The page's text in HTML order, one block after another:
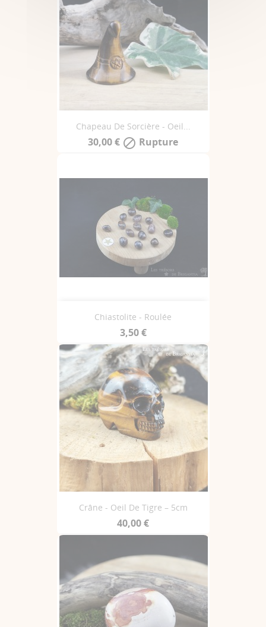
Chapeau De Sorcière - Oeil...
30,00 €  Rupture
Chiastolite - Roulée
3,50 €
Crâne - Oeil De Tigre – 5cm
40,00 €